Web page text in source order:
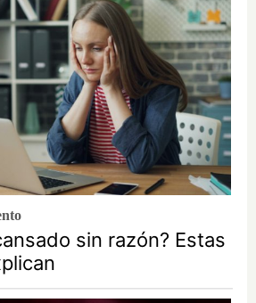
sin razón? Estas